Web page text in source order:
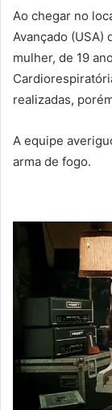
Ao chegar no
Avançado (USA)
mulher, de 19
realizadas,
A equipe
arma de fogo.